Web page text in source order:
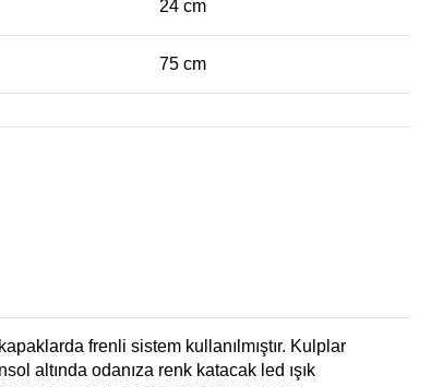
24 cm
75 cm
frenli sistem kullanılmıştır. Kulplar
altında odanıza renk katacak led ışık